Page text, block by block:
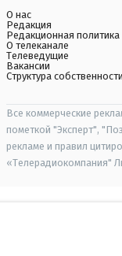
О нас
Редакция
Редакционная политика
О телеканале
Телеведущие
Вакансии
Структура собственности
Все коммерческие
пометкой "Эксперт",
рекламе и правил
«Телерадиокомпания"